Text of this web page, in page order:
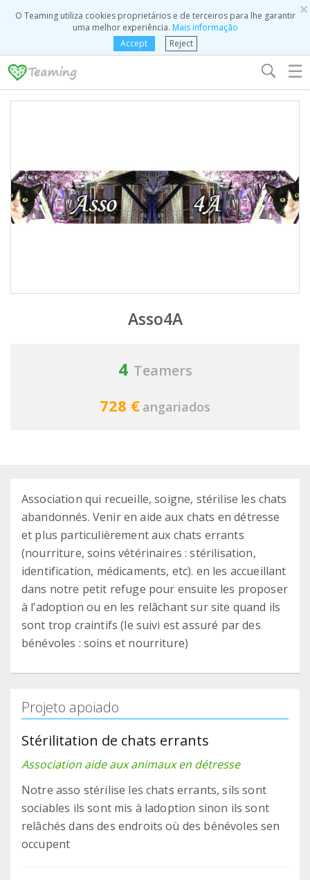
×
O Teaming utiliza cookies proprietários e de terceiros para lhe garantir
uma melhor experiência. Mais informação
Accept
Reject
☰
Asso4A
4 Teamers
728 € angariados
Association qui recueille, soigne, stérilise les chats
abandonnés. Venir en aide aux chats en détresse
et plus particulièrement aux chats errants
(nourriture, soins vétérinaires : stérilisation,
identification, médicaments, etc). en les accueillant
dans notre petit refuge pour ensuite les proposer
à l’adoption ou en les relâchant sur site quand ils
sont trop craintifs (le suivi est assuré par des
bénévoles : soins et nourriture)
Projeto apoiado
Stérilitation de chats errants
Association aide aux animaux en détresse
Notre asso stérilise les chats errants, sils sont
sociables ils sont mis à ladoption sinon ils sont
relâchés dans des endroits où des bénévoles sen
occupent